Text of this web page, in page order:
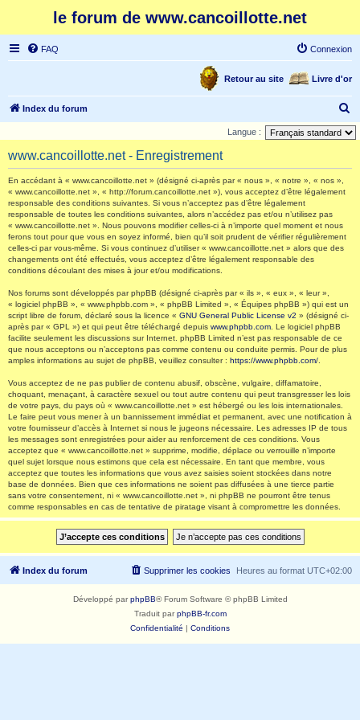
le forum de www.cancoillotte.net
FAQ Connexion
Livre d'or
Retour au site
Index du forum
e
Langue :
www.cancoillotte.net - Enregistrement
En accédant à « www.cancoillotte.net » (désigné ci-après par « nous », « notre », « nos »,
« www.cancoillotte.net », « http://forum.cancoillotte.net »), vous acceptez d’être légalement
responsable des conditions suivantes. Si vous n’acceptez pas d’être légalement
responsable de toutes les conditions suivantes, alors n’accédez pas et/ou n’utilisez pas
« www.cancoillotte.net ». Nous pouvons modifier celles-ci à n’importe quel moment et nous
ferons tout pour que vous en soyez informé, bien qu’il soit prudent de vérifier régulièrement
celles-ci par vous-même. Si vous continuez d’utiliser « www.cancoillotte.net » alors que des
changements ont été effectués, vous acceptez d’être légalement responsable des
conditions découlant des mises à jour et/ou modifications.
Nos forums sont développés par phpBB (désigné ci-après par « ils », « eux », « leur »,
« logiciel phpBB », « www.phpbb.com », « phpBB Limited », « Équipes phpBB ») qui est un
script libre de forum, déclaré sous la licence « GNU General Public License v2 » (désigné ci-
après par « GPL ») et qui peut être téléchargé depuis www.phpbb.com . Le logiciel phpBB
facilite seulement les discussions sur Internet. phpBB Limited n’est pas responsable de ce
que nous acceptons ou n’acceptons pas comme contenu ou conduite permis. Pour de plus
amples informations au sujet de phpBB, veuillez consulter : https://www.phpbb.com/
Vous acceptez de ne pas publier de contenu abusif, obscène, vulgaire, diffamatoire,
choquant, menaçant, à caractère sexuel ou tout autre contenu qui peut transgresser les lois
de votre pays, du pays où « www.cancoillotte.net » est hébergé ou les lois internationales.
Le faire peut vous mener à un bannissement immédiat et permanent, avec une notification à
votre fournisseur d’accès à Internet si nous le jugeons nécessaire. Les adresses IP de tous
les messages sont enregistrées pour aider au renforcement de ces conditions. Vous
acceptez que « www.cancoillotte.net » supprime, modifie, déplace ou verrouille n’importe
quel sujet lorsque nous estimons que cela est nécessaire. En tant que membre, vous
acceptez que toutes les informations que vous avez saisies soient stockées dans notre
base de données. Bien que ces informations ne soient pas diffusées à une tierce partie
sans votre consentement, ni « www.cancoillotte.net », ni phpBB ne pourront être tenus
comme responsables en cas de tentative de piratage visant à compromettre les données.
Index du forum Heures au format UTC+02:00
Supprimer les cookies
Développé parphpBB® Forum Software © phpBB Limited
Traduit parphpBB-fr.com
Confidentialité | Conditions